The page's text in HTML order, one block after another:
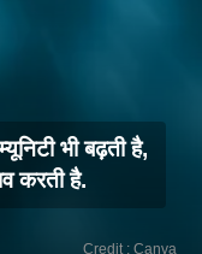
भी बढ़ती है,
करती है.
Credit : Canva